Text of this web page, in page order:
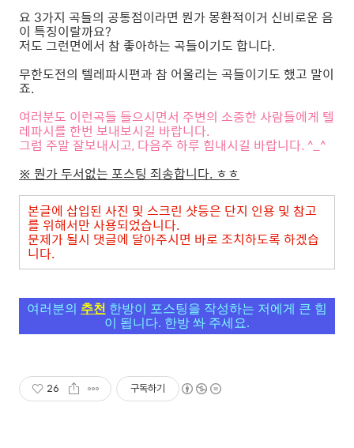
요 3가지 곡들의 공통점이라면 뭔가 몽환적이거 신비로운 음
이 특징이랄까요?
저도 그런면에서 참 좋아하는 곡들이기도 합니다.
무한도전의 텔레파시편과 참 어울리는 곡들이기도 했고 말이
죠.
여러분도 이런곡들 들으시면서 주변의 소중한 사람들에게 텔
레파시를 한번 보내보시길 바랍니다.
그럼 주말 잘보내시고, 다음주 하루 힘내시길 바랍니다. ^_^
※ 뭔가 두서없는 포스팅 죄송합니다. ㅎㅎ
본글에 삽입된 사진 및 스크린 샷등은 단지 인용 및 참고
를 위해서만 사용되었습니다.
문제가 될시 댓글에 달아주시면 바로 조치하도록 하겠습
니다.
여러분의 추천 한방이 포스팅을 작성하는 저에게 큰 힘
이 됩니다. 한방 쏴 주세요.
26 구독하기